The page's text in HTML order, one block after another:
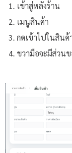
เข้าสู่หลังร้าน
เมนูสินค้า
กดเข้าไปในสินค้
ขวามือจะมีส่วนข